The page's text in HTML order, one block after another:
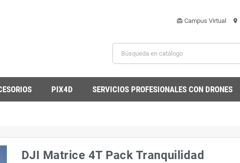
card_giftcard Campus Virtual location_on
PIX4D SERVICIOS PROFESIONALES CON DRONES
DJI Matrice 4T Pack Tranquilidad